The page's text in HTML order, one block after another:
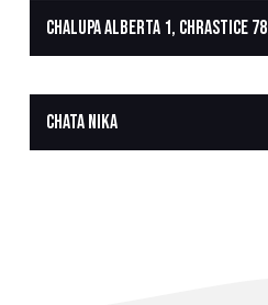
CHALUPA ALBERTA 1, CHRASTICE 78
CHATA NIKA